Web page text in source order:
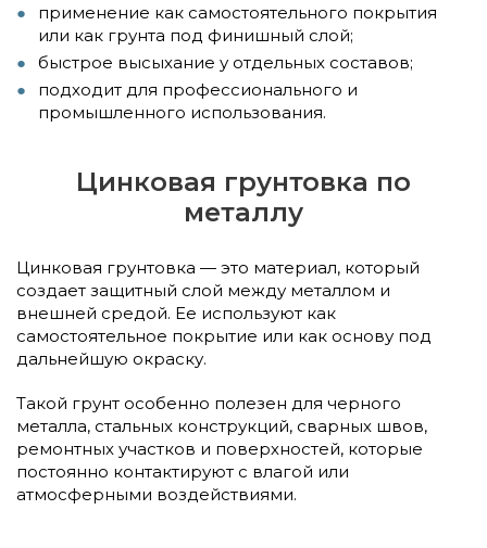
применение как самостоятельного покрытия
или как грунта под финишный слой;
быстрое высыхание у отдельных составов;
подходит для профессионального и
промышленного использования.
Цинковая грунтовка по
металлу
Цинковая грунтовка — это материал, который
создает защитный слой между металлом и
внешней средой. Ее используют как
самостоятельное покрытие или как основу под
дальнейшую окраску.
Такой грунт особенно полезен для черного
металла, стальных конструкций, сварных швов,
ремонтных участков и поверхностей, которые
постоянно контактируют с влагой или
атмосферными воздействиями.